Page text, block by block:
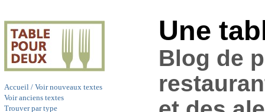
Accueil / Voir nouveaux textes
Voir anciens textes
Trouver par type
Une
Blog de